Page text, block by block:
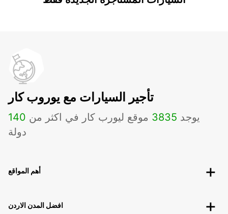
تأجير السيارات مع يوروب كار
يوجد 3835 موقع ليورب كار في اكثر من 140
دولة
أهم المواقع
افضل المدن الاردن